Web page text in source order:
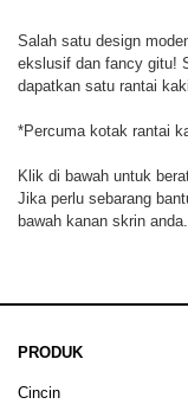
Salah satu design
ekslusif dan fancy gitu!
dapatkan satu rantai
*Percuma kotak rantai
Klik di bawah untuk
Jika perlu sebarang
bawah kanan skrin anda.
PRODUK
Cincin